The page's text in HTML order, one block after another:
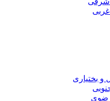
غربی
و بختیاری